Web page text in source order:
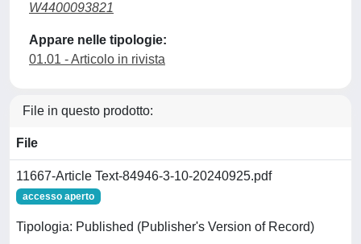
W4400093821
Appare nelle tipologie:
01.01 - Articolo in rivista
File in questo prodotto:
File
11667-Article Text-84946-3-10-20240925.pdf
accesso aperto
Tipologia: Published (Publisher's Version of Record)